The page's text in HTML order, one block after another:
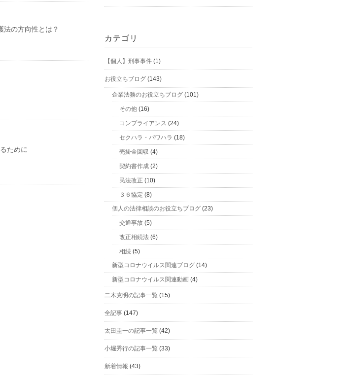
法の方向性とは？
ために
カテゴリ
【個人】刑事事件 (1)
お役立ちブログ (143)
企業法務のお役立ちブログ (101)
その他 (16)
コンプライアンス (24)
セクハラ・パワハラ (18)
売掛金回収 (4)
契約書作成 (2)
民法改正 (10)
３６協定 (8)
個人の法律相談のお役立ちブログ (23)
交通事故 (5)
改正相続法 (6)
相続 (5)
新型コロナウイルス関連ブログ (14)
新型コロナウイルス関連動画 (4)
二木克明の記事一覧 (15)
全記事 (147)
太田圭一の記事一覧 (42)
小堀秀行の記事一覧 (33)
新着情報 (43)